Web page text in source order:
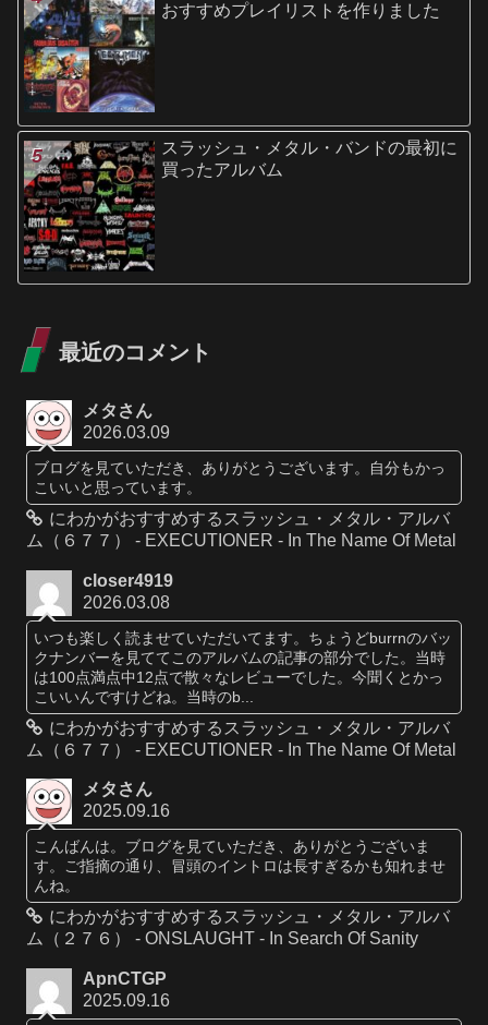
おすすめプレイリストを作りました
スラッシュ・メタル・バンドの最初に
買ったアルバム
最近のコメント
メタさん
2026.03.09
ブログを見ていただき、ありがとうございます。自分もかっ
こいいと思っています。
にわかがおすすめするスラッシュ・メタル・アルバ
ム（６７７） - EXECUTIONER - In The Name Of Metal
closer4919
2026.03.08
いつも楽しく読ませていただいてます。ちょうどburrnのバッ
クナンバーを見ててこのアルバムの記事の部分でした。当時
は100点満点中12点で散々なレビューでした。今聞くとかっ
こいいんですけどね。当時のb...
にわかがおすすめするスラッシュ・メタル・アルバ
ム（６７７） - EXECUTIONER - In The Name Of Metal
メタさん
2025.09.16
こんばんは。ブログを見ていただき、ありがとうございま
す。ご指摘の通り、冒頭のイントロは長すぎるかも知れませ
んね。
にわかがおすすめするスラッシュ・メタル・アルバ
ム（２７６） - ONSLAUGHT - In Search Of Sanity
ApnCTGP
2025.09.16